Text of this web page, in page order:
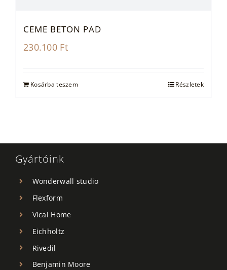
CEME BETON PAD
230.100 Ft
Kosárba teszem Részletek
Gyártóink
Wonderwall studio
Flexform
Vical Home
Eichholtz
Rivedil
Benjamin Moore